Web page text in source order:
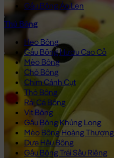
Gấu Bông Áo Len
Thú Bông
Heo Bông
Gấu Bông Hươu Cao Cổ
Mèo Bông
Chó Bông
Chim Cánh Cụt
Thỏ Bông
Rái Cá Bông
Vịt Bông
Gấu Bông Khủng Long
Mèo Bông Hoàng Thượng
Dưa Hấu Bông
Gấu Bông Trái Sầu Riêng